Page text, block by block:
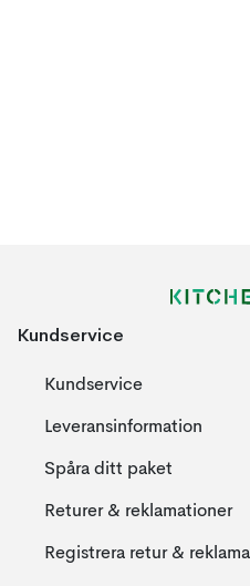
Kundservice
Kundservice
Leveransinformation
Spåra ditt paket
Returer & reklamationer
Registrera retur &